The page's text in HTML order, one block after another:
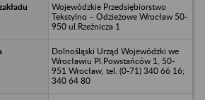
Wojewódzkie Przedsiębiorstwo
Tekstylno – Odzieżowe Wrocław 50-
950 ul.Rzeźnicza 1
Dolnośląski Urząd Wojewódzki we
Wrocławiu Pl.Powstańców 1, 50-
951 Wrocław, tel. (0-71) 340 66 16;
340 64 80